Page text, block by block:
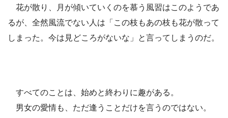
花が散り、月が傾いていくのを慕う風習はこのようであ
るが、全然風流でない人は「この枝もあの枝も花が散って
しまった。今は見どころがないな」と言ってしまうのだ。
すべてのことは、始めと終わりに趣がある。
男女の愛情も、ただ逢うことだけを言うのではない。